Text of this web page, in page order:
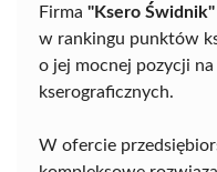
Firma "Ksero Świdnik"
w rankingu punktów
o jej mocnej pozycji
kserograficznych.
W ofercie